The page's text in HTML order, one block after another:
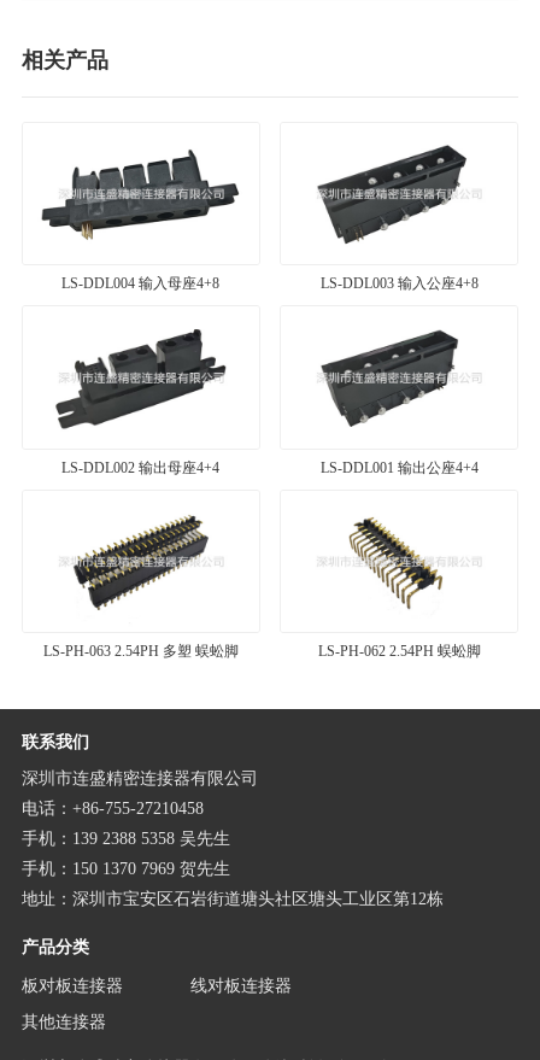
相关产品
LS-DDL004 输入母座4+8 LS-DDL003 输入公座4+8
LS-DDL002 输出母座4+4 LS-DDL001 输出公座4+4
LS-PH-063 2.54PH 多塑 蜈蚣脚 LS-PH-062 2.54PH 蜈蚣脚
联系我们
深圳市连盛精密连接器有限公司
电话：+86-755-27210458
手机：139 2388 5358 吴先生
手机：150 1370 7969 贺先生
地址：深圳市宝安区石岩街道塘头社区塘头工业区第12栋
产品分类
板对板连接器
线对板连接器
其他连接器